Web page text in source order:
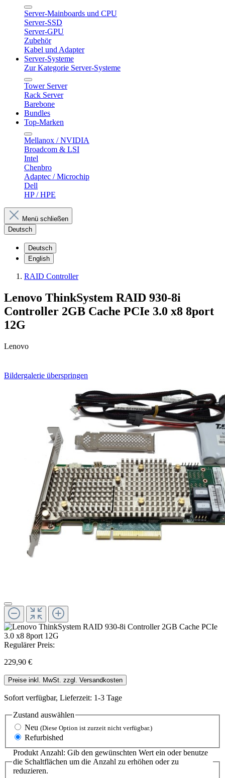
Server-Mainboards und CPU
Server-SSD
Server-GPU
Zubehör
Kabel und Adapter
Server-Systeme
Zur Kategorie Server-Systeme
Tower Server
Rack Server
Barebone
Bundles
Top-Marken
Mellanox / NVIDIA
Broadcom & LSI
Intel
Chenbro
Adaptec / Microchip
Dell
HP / HPE
Menü schließen
Deutsch
Deutsch
English
RAID Controller
Lenovo ThinkSystem RAID 930-8i
Controller 2GB Cache PCIe 3.0 x8 8port
12G
Lenovo
Bildergalerie überspringen
Regulärer Preis:
229,90 €
Preise inkl. MwSt. zzgl. Versandkosten
Sofort verfügbar, Lieferzeit: 1-3 Tage
Zustand auswählen
Neu (Diese Option ist zurzeit nicht verfügbar.)
Refurbished
Produkt Anzahl: Gib den gewünschten Wert ein oder benutze
die Schaltflächen um die Anzahl zu erhöhen oder zu
reduzieren.